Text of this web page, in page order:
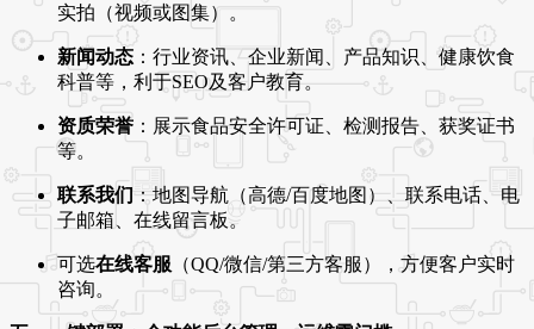
实拍（视频或图集）。
新闻动态 ：行业资讯、企业新闻、产品知识、健康饮食
科普等，利于SEO及客户教育。
资质荣誉 ：展示食品安全许可证、检测报告、获奖证书
等。
联系我们：地图导航（高德/百度地图）、联系电话、电
子邮箱、在线留言板。
可选在线客服 （QQ/微信/第三方客服），方便客户实时
咨询。